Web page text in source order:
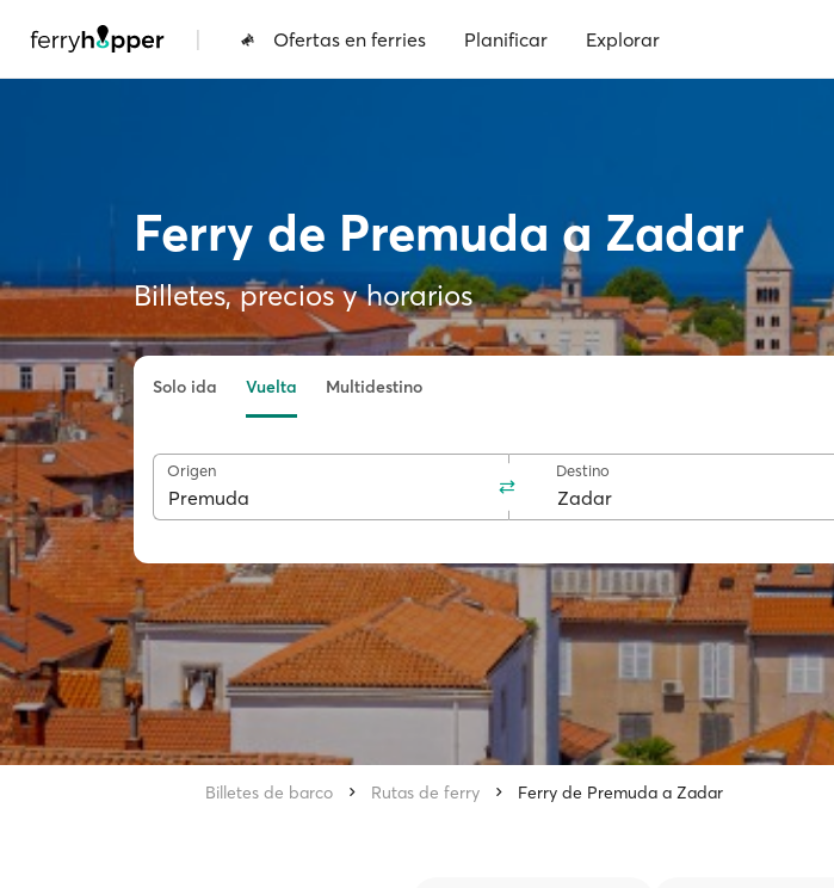
| Ofertas en ferries Planificar Explorar
Ferry de Premuda a Zadar
Billetes, precios y horarios
Solo ida Vuelta Multidestino
Origen Destino
Billetes de barco Rutas de ferry Ferry de Premuda a Zadar